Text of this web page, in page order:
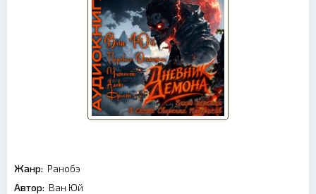
Жанр: Ранобэ
Автор: Ван Юй